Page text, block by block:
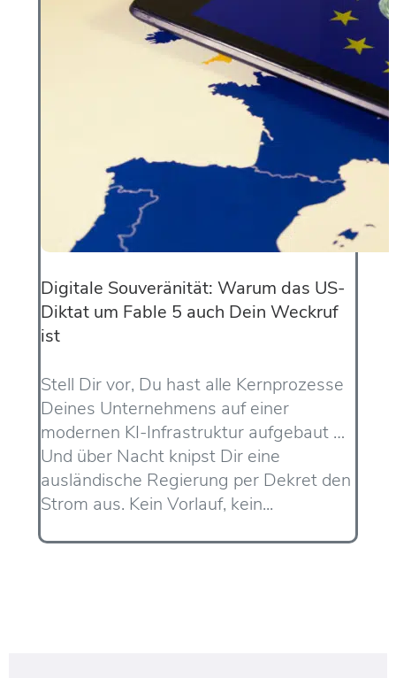
Digitale Souveränität: Warum das US-
Diktat um Fable 5 auch Dein Weckruf
ist
Stell Dir vor, Du hast alle Kernprozesse
Deines Unternehmens auf einer
modernen KI-Infrastruktur aufgebaut …
Und über Nacht knipst Dir eine
ausländische Regierung per Dekret den
Strom aus. Kein Vorlauf, kein...